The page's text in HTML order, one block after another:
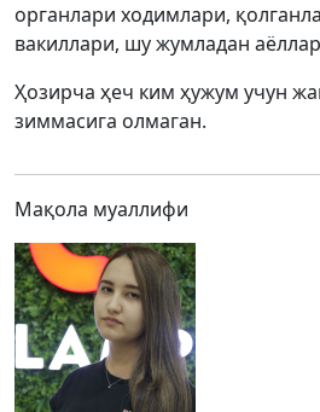
органлари ходимлари,
вакиллари, шу жумладан
Ҳозирча ҳеч ким ҳужум учун
зиммасига олмаган.
Мақола муаллифи